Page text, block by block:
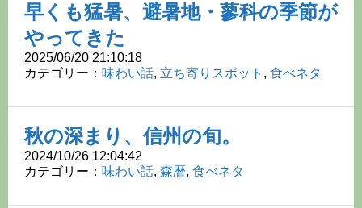
早くも猛暑、避暑地・蓼科の季節が
やってきた
2025/06/20 21:10:18
カテゴリー： 味わい話, 立ち寄りスポット , 食べネタ
秋の深まり、信州の旬。
2024/10/26 12:04:42
カテゴリー： 味わい話, 森暦, 食べネタ